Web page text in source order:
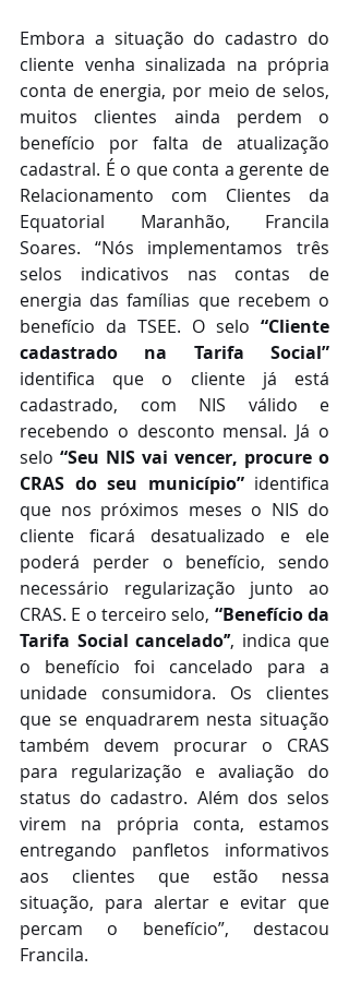
Embora a situação do cadastro do
cliente venha sinalizada na própria
conta de energia, por meio de selos,
muitos clientes ainda perdem o
benefício por falta de atualização
cadastral. É o que conta a gerente de
Relacionamento com Clientes da
Equatorial Maranhão, Francila
Soares. “Nós implementamos três
selos indicativos nas contas de
energia das famílias que recebem o
benefício da TSEE. O selo “Cliente
cadastrado na Tarifa Social”
identifica que o cliente já está
cadastrado, com NIS válido e
recebendo o desconto mensal. Já o
selo “Seu NIS vai vencer, procure o
CRAS do seu município” identifica
que nos próximos meses o NIS do
cliente ficará desatualizado e ele
poderá perder o benefício, sendo
necessário regularização junto ao
CRAS. E o terceiro selo, “Benefício da
Tarifa Social cancelado’’, indica que
o benefício foi cancelado para a
unidade consumidora. Os clientes
que se enquadrarem nesta situação
também devem procurar o CRAS
para regularização e avaliação do
status do cadastro. Além dos selos
virem na própria conta, estamos
entregando panfletos informativos
aos clientes que estão nessa
situação, para alertar e evitar que
percam o benefício”, destacou
Francila.